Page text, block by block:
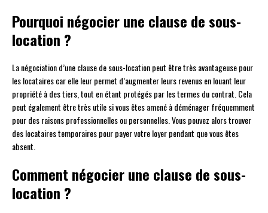
Pourquoi négocier une clause de sous-
location ?
La négociation d’une clause de sous-location peut être très avantageuse pour
les locataires car elle leur permet d’augmenter leurs revenus en louant leur
propriété à des tiers, tout en étant protégés par les termes du contrat. Cela
peut également être très utile si vous êtes amené à déménager fréquemment
pour des raisons professionnelles ou personnelles. Vous pouvez alors trouver
des locataires temporaires pour payer votre loyer pendant que vous êtes
absent.
Comment négocier une clause de sous-
location ?